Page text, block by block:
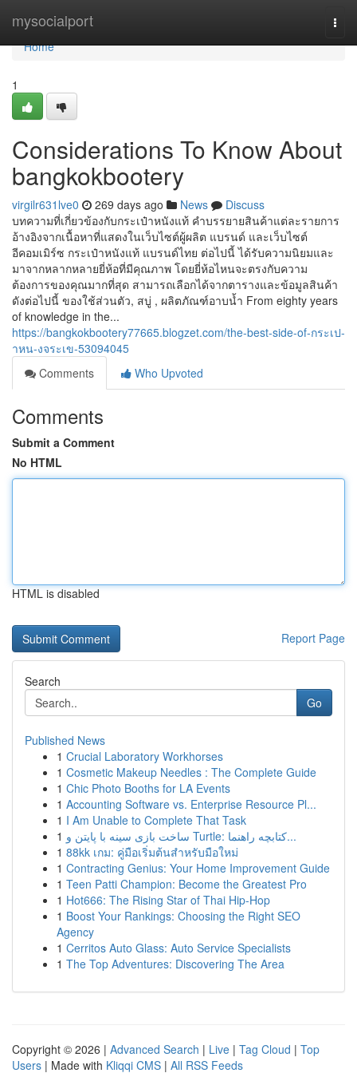
mysocialport
Home
Home
1
Considerations To Know About
bangkokbootery
virgilr631lve0 269 days ago News
Discuss
บทความที่เกี่ยวข้องกับกระเป๋าหนังแท้ คำบรรยายสินค้าแต่ละรายการ
อ้างอิงจากเนื้อหาที่แสดงในเว็บไซต์ผู้ผลิต แบรนด์ และเว็บไซต์
อีคอมเมิร์ซ กระเป๋าหนังแท้ แบรนด์ไทย ต่อไปนี้ ได้รับความนิยมและ
มาจากหลากหลายยี่ห้อที่มีคุณภาพ โดยยี่ห้อไหนจะตรงกับความ
ต้องการของคุณมากที่สุด สามารถเลือกได้จากตารางและข้อมูลสินค้า
ดังต่อไปนี้ ของใช้ส่วนตัว, สบู่ , ผลิตภัณฑ์อาบน้ำ From eighty years
of knowledge in the...
https://bangkokbootery77665.blogzet.com/the-best-side-of-กระเป-
าหน-งจระเข-53094045
Comments
Who Upvoted
Comments
Submit a Comment
No HTML
HTML is disabled
Report Page
Search
Go
Published News
1 Crucial Laboratory Workhorses
1 Cosmetic Makeup Needles : The Complete Guide
1 Chic Photo Booths for LA Events
1 Accounting Software vs. Enterprise Resource Pl...
1 I Am Unable to Complete That Task
1
ساخت بازی سینه با پایتن و Turtle: کتابچه راهنما...
1 88kk เกม: คู่มือเริ่มต้นสำหรับมือใหม่
1 Contracting Genius: Your Home Improvement Guide
1 Teen Patti Champion: Become the Greatest Pro
1 Hot666: The Rising Star of Thai Hip-Hop
1 Boost Your Rankings: Choosing the Right SEO
Agency
1 Cerritos Auto Glass: Auto Service Specialists
1 The Top Adventures: Discovering The Area
Copyright © 2026 | Advanced Search | Live | Tag Cloud | Top
Users | Made with Kliqqi CMS | All RSS Feeds